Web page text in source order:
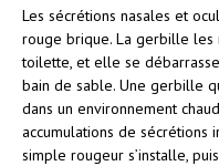
Les sécrétions nasales et
rouge brique. La gerbille les
toilette, et elle se
bain de sable. Une gerbille
dans un environnement
accumulations de sécrétions
simple rougeur s’installe,